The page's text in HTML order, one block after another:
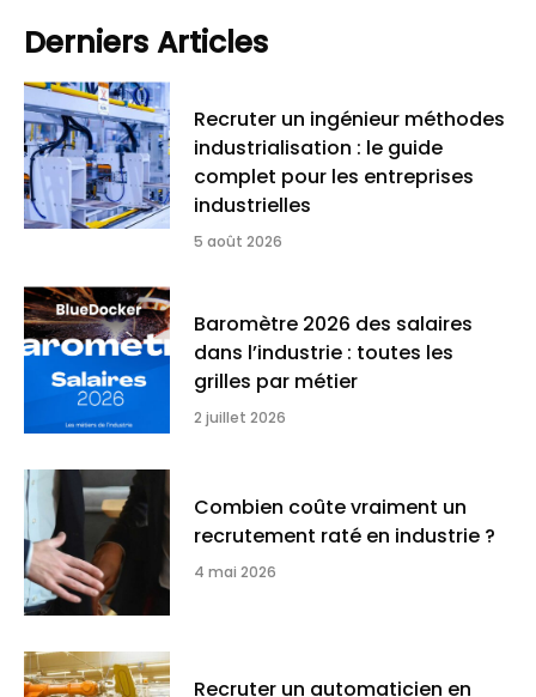
Derniers Articles
Recruter un ingénieur méthodes
industrialisation : le guide
complet pour les entreprises
industrielles
5 août 2026
Baromètre 2026 des salaires
dans l’industrie : toutes les
grilles par métier
2 juillet 2026
Combien coûte vraiment un
recrutement raté en industrie ?
4 mai 2026
Recruter un automaticien en